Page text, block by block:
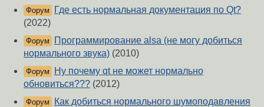
Форум
Где есть нормальная документация по Qt?
(2022)
Форум
Программирование alsa (не могу добиться
нормального звука) (2010)
Форум
Ну почему qt не может нормально
обновиться??? (2012)
Форум Как добиться нормального шумоподавления